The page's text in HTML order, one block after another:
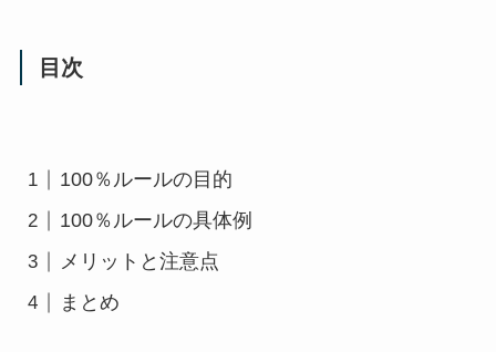
目次
100％ルールの目的
100％ルールの具体例
メリットと注意点
まとめ